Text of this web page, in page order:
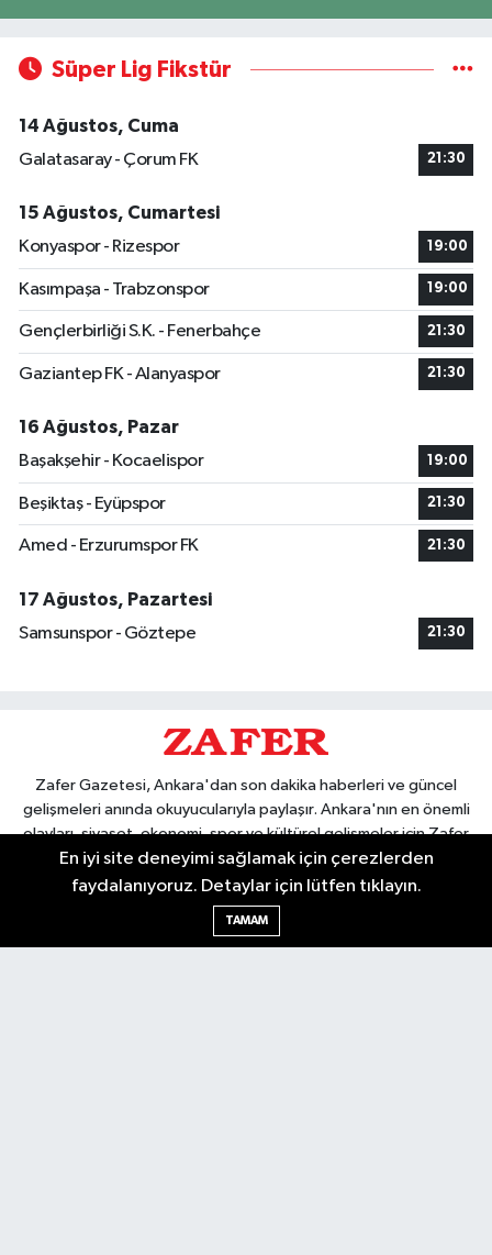
Süper Lig Fikstür
14 Ağustos, Cuma
Galatasaray - Çorum FK
21:30
15 Ağustos, Cumartesi
Konyaspor - Rizespor
19:00
Kasımpaşa - Trabzonspor 19:00
Gençlerbirliği S.K. - Fenerbahçe 21:30
Gaziantep FK - Alanyaspor 21:30
16 Ağustos, Pazar
Başakşehir - Kocaelispor
19:00
Beşiktaş - Eyüpspor 21:30
Amed - Erzurumspor FK 21:30
17 Ağustos, Pazartesi
Samsunspor - Göztepe
21:30
Zafer Gazetesi, Ankara'dan son dakika haberleri ve güncel
gelişmeleri anında okuyucularıyla paylaşır. Ankara'nın en önemli
olayları, siyaset, ekonomi, spor ve kültürel gelişmeler için Zafer
Gazetesi'ni takip edin. Başkentin güvendiği haber kaynağı.
En iyi site deneyimi sağlamak için çerezlerden
faydalanıyoruz. Detaylar için lütfen tıklayın.
TAMAM